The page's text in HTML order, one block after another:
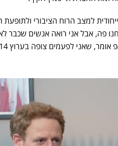
למצב הרוח הציבורי
מושחז לעבר ערוץ 14: "אנחנו פה, אבל אני רואה